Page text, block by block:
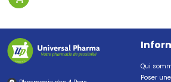
Qui
Poser